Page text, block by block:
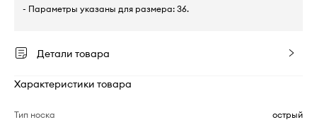
- Параметры указаны для размера: 36.
Детали товара
Характеристики товара
Тип носка острый